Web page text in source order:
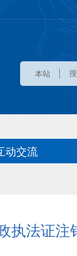
本站
动交流
执法证注